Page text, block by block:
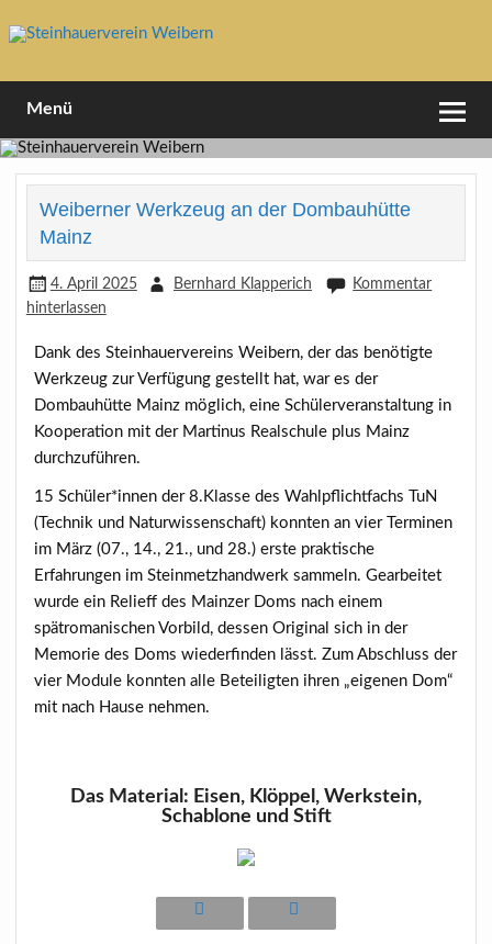
to
content
Menü
Weiberner Werkzeug an der Dombauhütte
Mainz
4. April 2025 Bernhard Klapperich
Kommentar
hinterlassen
Dank des Steinhauervereins Weibern, der das benötigte
Werkzeug zur Verfügung gestellt hat, war es der
Dombauhütte Mainz möglich, eine Schülerveranstaltung in
Kooperation mit der Martinus Realschule plus Mainz
durchzuführen.
15 Schüler*innen der 8.Klasse des Wahlpflichtfachs TuN
(Technik und Naturwissenschaft) konnten an vier Terminen
im März (07., 14., 21., und 28.) erste praktische
Erfahrungen im Steinmetzhandwerk sammeln. Gearbeitet
wurde ein Relieff des Mainzer Doms nach einem
spätromanischen Vorbild, dessen Original sich in der
Memorie des Doms wiederfinden lässt. Zum Abschluss der
vier Module konnten alle Beteiligten ihren „eigenen Dom“
mit nach Hause nehmen.
Das Material: Eisen, Klöppel, Werkstein,
Schablone und Stift